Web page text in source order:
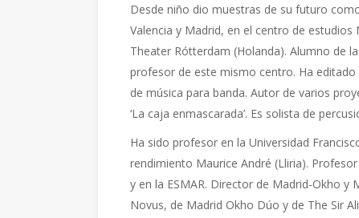
Desde niño dio muestras de su futuro
Valencia y Madrid, en el centro de
Theater Rótterdam (Holanda). Alumno de
profesor de este mismo centro. Ha editado
de música para banda. Autor de varios
‘La caja enmascarada’. Es solista de
Ha sido profesor en la Universidad
rendimiento Maurice André (Lliria).
y en la ESMAR. Director de Madrid-Okho
Novus, de Madrid Okho Dúo y de The Sir